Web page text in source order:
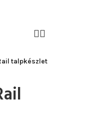
talpkészlet